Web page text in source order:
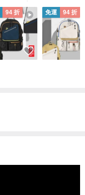
94 折 免運 94 折